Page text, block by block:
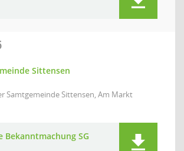
Sittensen
Samtgemeinde Sittensen, Am Markt
Bekanntmachung SG